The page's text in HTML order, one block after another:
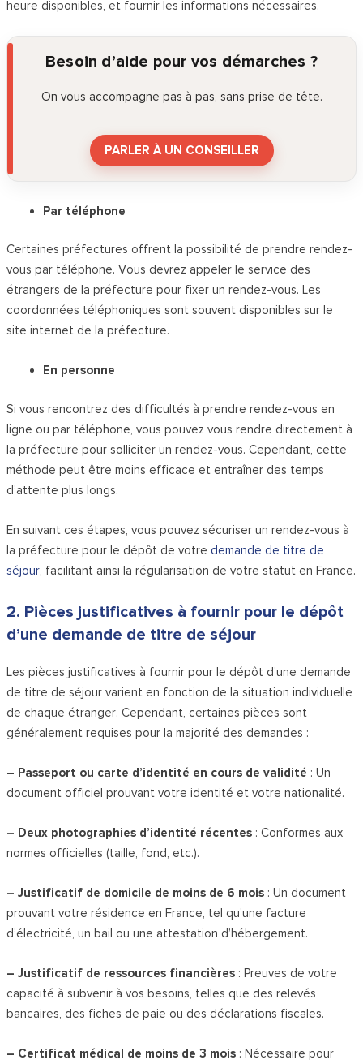
heure disponibles, et fournir les informations nécessaires.
Besoin d’aide pour vos démarches ?
On vous accompagne pas à pas, sans prise de tête.
PARLER À UN CONSEILLER
Par téléphone
Certaines préfectures offrent la possibilité de prendre rendez-
vous par téléphone. Vous devrez appeler le service des
étrangers de la préfecture pour fixer un rendez-vous. Les
coordonnées téléphoniques sont souvent disponibles sur le
site internet de la préfecture.
En personne
Si vous rencontrez des difficultés à prendre rendez-vous en
ligne ou par téléphone, vous pouvez vous rendre directement à
la préfecture pour solliciter un rendez-vous. Cependant, cette
méthode peut être moins efficace et entraîner des temps
d’attente plus longs.
En suivant ces étapes, vous pouvez sécuriser un rendez-vous à
la préfecture pour le dépôt de votre demande de titre de
séjour, facilitant ainsi la régularisation de votre statut en France.
2. Pièces justificatives à fournir pour le dépôt
d’une demande de titre de séjour
Les pièces justificatives à fournir pour le dépôt d’une demande
de titre de séjour varient en fonction de la situation individuelle
de chaque étranger. Cependant, certaines pièces sont
généralement requises pour la majorité des demandes :
– Passeport ou carte d’identité en cours de validité : Un
document officiel prouvant votre identité et votre nationalité.
– Deux photographies d’identité récentes : Conformes aux
normes officielles (taille, fond, etc.).
– Justificatif de domicile de moins de 6 mois : Un document
prouvant votre résidence en France, tel qu’une facture
d’électricité, un bail ou une attestation d’hébergement.
– Justificatif de ressources financières : Preuves de votre
capacité à subvenir à vos besoins, telles que des relevés
bancaires, des fiches de paie ou des déclarations fiscales.
– Certificat médical de moins de 3 mois : Nécessaire pour